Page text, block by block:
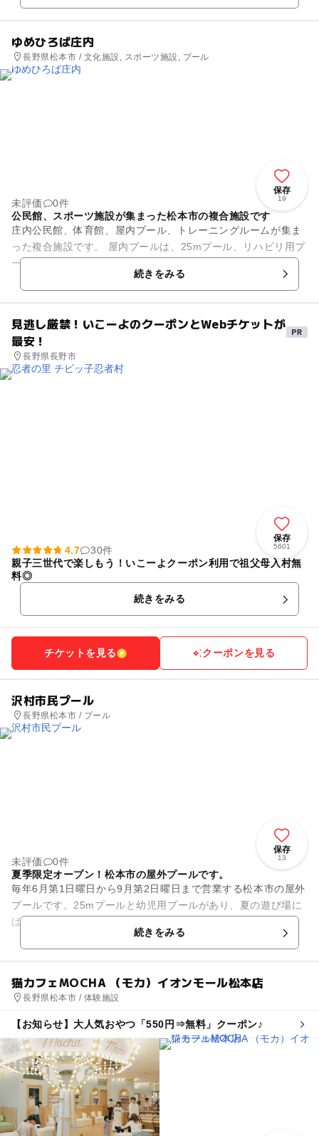
ゆめひろば庄内
長野県松本市 / 文化施設, スポーツ施設, プール
保存
19
未評価
0件
公民館、スポーツ施設が集まった松本市の複合施設です
庄内公民館、体育館、屋内プール、トレーニングルームが集ま
った複合施設です。 屋内プールは、25mプール、リハビリ用プ
ール、ジャグジーがあり年間通じて利用することが出き、様々
続きをみる
見逃し厳禁！いこーよのクーポンとWebチケットが
最安！
長野県長野市
保存
5601
4.7
30件
親子三世代で楽しもう！いこーよクーポン利用で祖父母入村無
料◎
続きをみる
チケットを見る クーポンを見る
沢村市民プール
長野県松本市 / プール
保存
13
未評価
0件
夏季限定オープン！松本市の屋外プールです。
毎年6月第1日曜日から9月第2日曜日まで営業する松本市の屋外
プールです。25mプールと幼児用プールがあり、夏の遊び場に
は最適。オムツの子供でも、水遊び用のオムツ利用でプールに
続きをみる
猫カフェMOCHA （モカ）イオンモール松本店
長野県松本市 / 体験施設
【お知らせ】大人気おやつ「550円⇒無料」クーポン♪